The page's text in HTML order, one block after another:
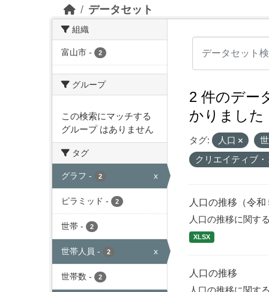
データセット
組織
富山市 - 2
グループ
この検索にマッチする
グループ はありません
タグ
グラフ - 2 x
ピラミッド - 2
世帯 - 2
世帯人員 - 2 x
世帯数 - 2
2 件のデー
かりました
タグ: 人口
クリエイティブ
人口の推移（令和
人口の推移に関す
XLSX
人口の推移
人口の推移に関す